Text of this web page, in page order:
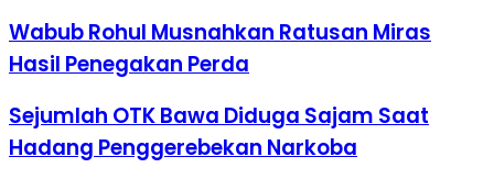
Wabub Rohul Musnahkan Ratusan Miras
Hasil Penegakan Perda
Sejumlah OTK Bawa Diduga Sajam Saat
Hadang Penggerebekan Narkoba